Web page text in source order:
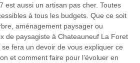
est aussi un artisan pas cher. Toutes
à tous les budgets. Que ce soit
aménagement paysager ou
de paysagiste à Chateauneuf La Foret
fera un devoir de vous expliquer ce
et comment faire pour l’évoluer en